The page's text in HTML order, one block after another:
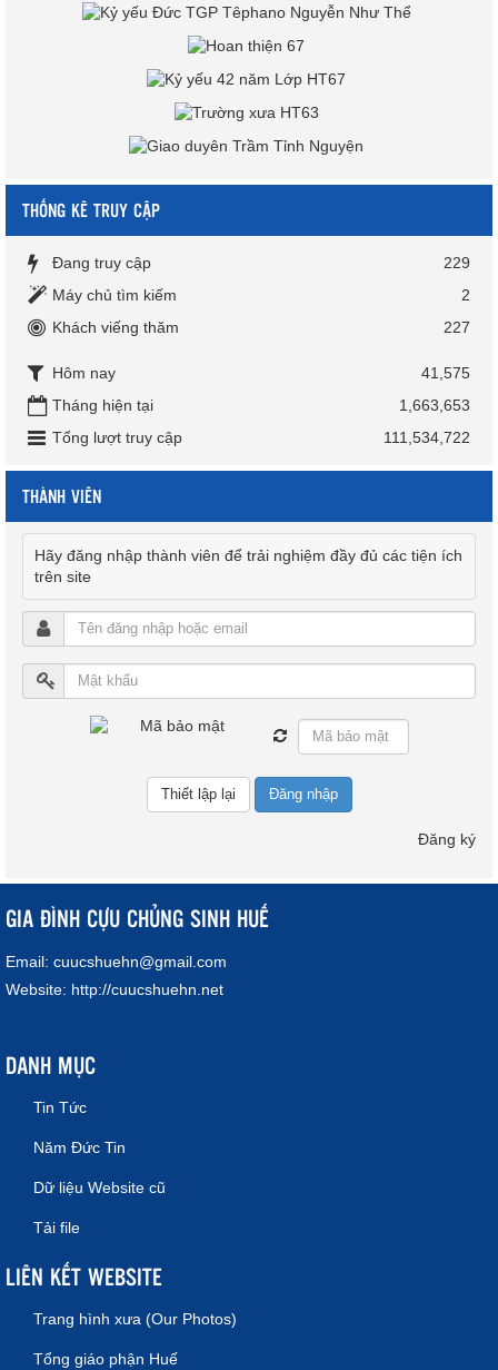
THỐNG KÊ TRUY CẬP
Đang truy cập
229
Máy chủ tìm kiếm
2
Khách viếng thăm
227
Hôm nay
41,575
Tháng hiện tại
1,663,653
Tổng lượt truy cập
111,534,722
THÀNH VIÊN
Hãy đăng nhập thành viên để trải nghiệm đầy đủ các tiện ích
trên site
Đăng nhập
Đăng ký
GIA ĐÌNH CỰU CHỦNG SINH HUẾ
Email: cuucshuehn@gmail.com
Website: http://cuucshuehn.net
DANH MỤC
Tin Tức
Năm Đức Tin
Dữ liệu Website cũ
Tải file
LIÊN KẾT WEBSITE
Trang hình xưa (Our Photos)
Tổng giáo phận Huế